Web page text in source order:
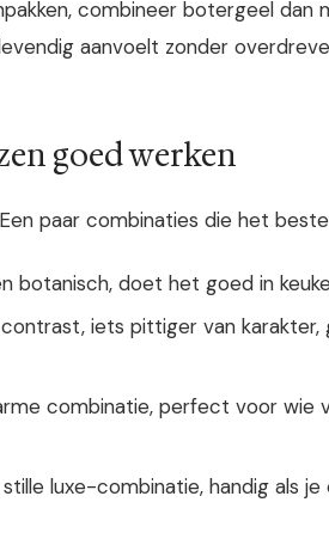
combineer botergeel dan
aanvoelt zonder
goed werken
paar combinaties die het
botanisch, doet het goed in
iets pittiger van
combinatie, perfect voor wie
luxe-combinatie, handig als